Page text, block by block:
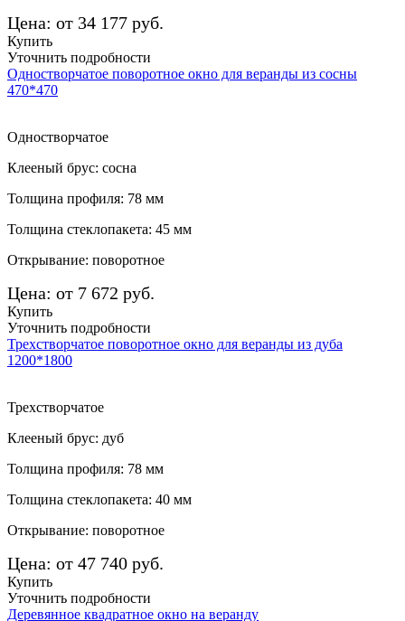
Цена: от 34 177 руб.
Купить
Уточнить подробности
Одностворчатое поворотное окно для веранды из сосны
470*470
Одностворчатое
Клееный брус: сосна
Толщина профиля: 78 мм
Толщина стеклопакета: 45 мм
Открывание: поворотное
Цена: от 7 672 руб.
Купить
Уточнить подробности
Трехстворчатое поворотное окно для веранды из дуба
1200*1800
Трехстворчатое
Клееный брус: дуб
Толщина профиля: 78 мм
Толщина стеклопакета: 40 мм
Открывание: поворотное
Цена: от 47 740 руб.
Купить
Уточнить подробности
Деревянное квадратное окно на веранду